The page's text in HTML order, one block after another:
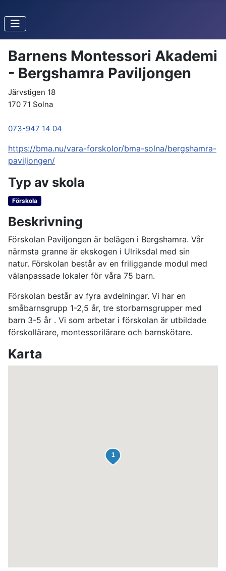
Barnens Montessori Akademi
- Bergshamra Paviljongen
Järvstigen 18
170 71 Solna
073-947 14 04
https://bma.nu/vara-forskolor/bma-solna/bergshamra-
paviljongen/
Typ av skola
Förskola
Beskrivning
Förskolan Paviljongen är belägen i Bergshamra. Vår
närmsta granne är ekskogen i Ulriksdal med sin
natur. Förskolan består av en friliggande modul med
välanpassade lokaler för våra 75 barn.
Förskolan består av fyra avdelningar. Vi har en
småbarnsgrupp 1-2,5 år, tre storbarnsgrupper med
barn 3-5 år . Vi som arbetar i förskolan är utbildade
förskollärare, montessorilärare och barnskötare.
Karta